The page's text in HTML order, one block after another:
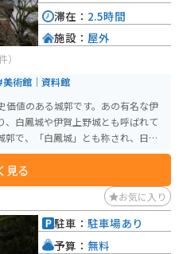
）
美術館｜資料館
価値のある城郭です。あの有名な伊
白鳳城や伊賀上野城とも呼ばれて
郭で、「白鳳城」とも称され、日本
石垣が特徴的です。この石垣は映画
ア
ろんなことが楽しめるスポットで
史を感じることができます。伊賀上
よって管理されており、上野市駅
時間は9:00～17:00で、入場は16:45
見る
滞在： 2.5時間
施設： 屋外
お気に入り
駐車： 駐車場あり
予算： 無料